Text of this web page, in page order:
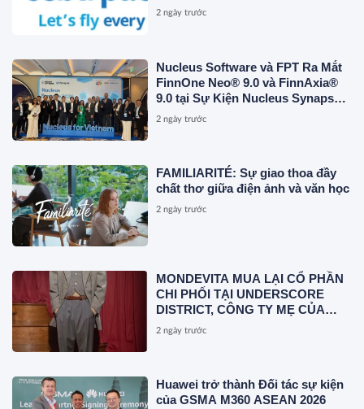
2 ngày trước
Nucleus Software và FPT Ra Mắt
FinnOne Neo® 9.0 và FinnAxia®
9.0 tại Sự Kiện Nucleus Synapse
Lần Đầu Tiên tại Việt Nam
2 ngày trước
FAMILIARITÉ: Sự giao thoa đầy
chất thơ giữa điện ảnh và văn học
2 ngày trước
MONDEVITA MUA LẠI CỔ PHẦN
CHI PHỐI TẠI UNDERSCORE
DISTRICT, CÔNG TY MẸ CỦA
MAGLIANO, ĐÁNH DẤU BƯỚC
2 ngày trước
Huawei trở thành Đối tác sự kiện
của GSMA M360 ASEAN 2026